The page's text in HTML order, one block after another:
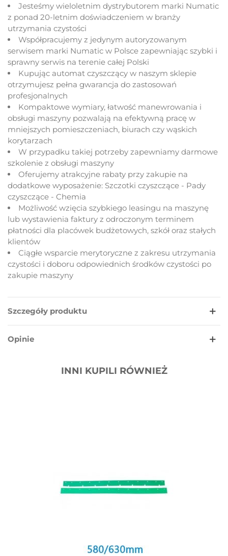
Jesteśmy wieloletnim dystrybutorem marki Numatic
z ponad 20-letnim doświadczeniem w branży
utrzymania czystości
Współpracujemy z jedynym autoryzowanym
serwisem marki Numatic w Polsce zapewniając szybki i
sprawny serwis na terenie całej Polski
Kupując automat czyszczący w naszym sklepie
otrzymujesz pełna gwarancja do zastosowań
profesjonalnych
Kompaktowe wymiary, łatwość manewrowania i
obsługi maszyny pozwalają na efektywną pracę w
mniejszych pomieszczeniach, biurach czy wąskich
korytarzach
W przypadku takiej potrzeby zapewniamy darmowe
szkolenie z obsługi maszyny
Oferujemy atrakcyjne rabaty przy zakupie na
dodatkowe wyposażenie: Szczotki czyszczące - Pady
czyszczące - Chemia
Możliwość wzięcia szybkiego leasingu na maszynę
lub wystawienia faktury z odroczonym terminem
płatności dla placówek budżetowych, szkół oraz stałych
klientów
Ciągłe wsparcie merytoryczne z zakresu utrzymania
czystości i doboru odpowiednich środków czystości po
zakupie maszyny
Szczegóły produktu
Opinie
INNI KUPILI RÓWNIEŻ